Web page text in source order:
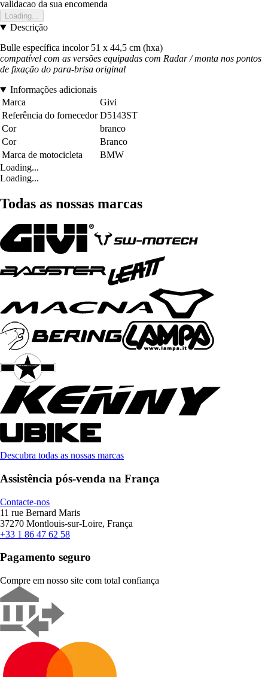
validacao da sua encomenda
Loading...
Descrição
Bulle específica incolor 51 x 44,5 cm (hxa)
compatível com as versões equipadas com Radar / monta nos pontos
de fixação do para-brisa original
Informações adicionais
Marca
Givi
Referência do fornecedor D5143ST
Cor
branco
Cor
Branco
Marca de motocicleta
BMW
Loading...
Loading...
Todas as nossas marcas
Descubra todas as nossas marcas
Assistência pós-venda na França
Contacte-nos
11 rue Bernard Maris
37270 Montlouis-sur-Loire, França
+33 1 86 47 62 58
Pagamento seguro
Compre em nosso site com total confiança